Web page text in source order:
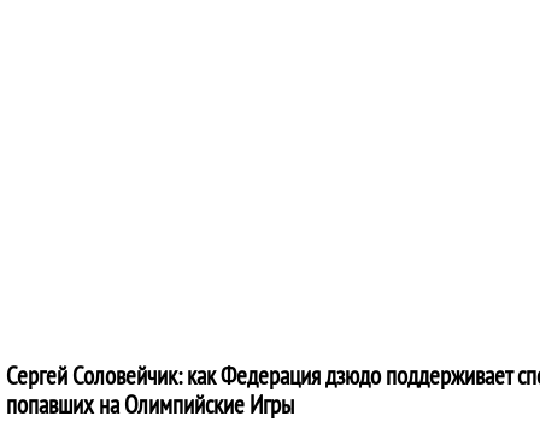
Сергей Соловейчик: как Федерация дзюдо поддерживает
попавших на Олимпийские Игры